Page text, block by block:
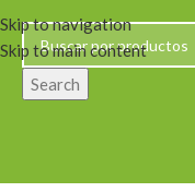
Skip to navigation
Skip to main content
Search